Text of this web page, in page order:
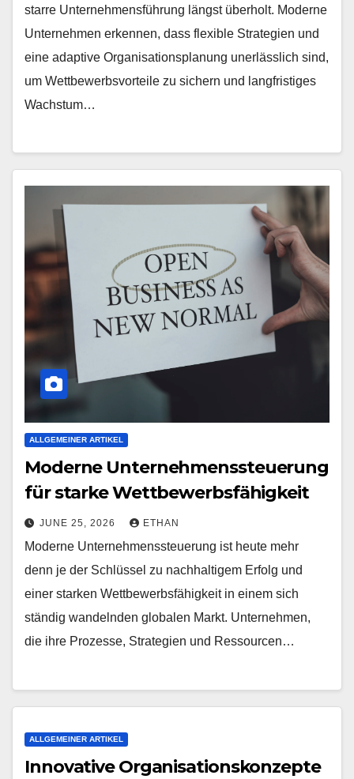
starre Unternehmensführung längst überholt. Moderne
Unternehmen erkennen, dass flexible Strategien und
eine adaptive Organisationsplanung unerlässlich sind,
um Wettbewerbsvorteile zu sichern und langfristiges
Wachstum…
ALLGEMEINER ARTIKEL
Moderne Unternehmenssteuerung
für starke Wettbewerbsfähigkeit
JUNE 25, 2026 ETHAN
Moderne Unternehmenssteuerung ist heute mehr
denn je der Schlüssel zu nachhaltigem Erfolg und
einer starken Wettbewerbsfähigkeit in einem sich
ständig wandelnden globalen Markt. Unternehmen,
die ihre Prozesse, Strategien und Ressourcen…
ALLGEMEINER ARTIKEL
Innovative Organisationskonzepte